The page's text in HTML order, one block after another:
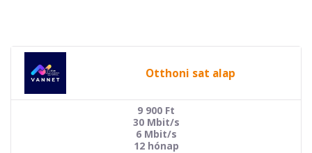
Otthoni sat alap
9 900 Ft
30 Mbit/s
6 Mbit/s
12 hónap